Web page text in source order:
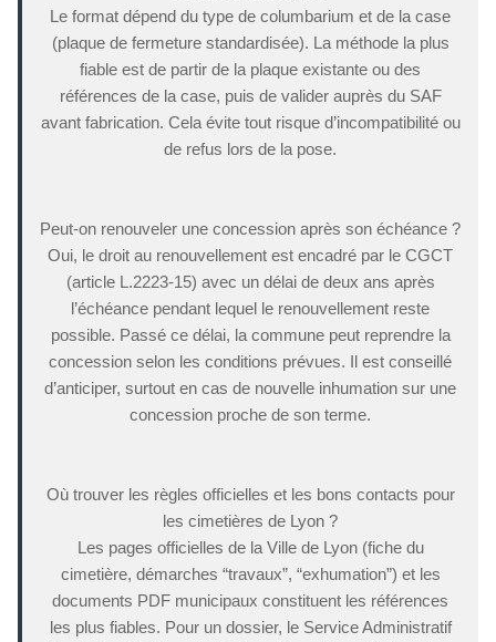
Le format dépend du type de columbarium et de la case
(plaque de fermeture standardisée). La méthode la plus
fiable est de partir de la plaque existante ou des
références de la case, puis de valider auprès du SAF
avant fabrication. Cela évite tout risque d’incompatibilité ou
de refus lors de la pose.
Peut-on renouveler une concession après son échéance ?
Oui, le droit au renouvellement est encadré par le CGCT
(article L.2223-15) avec un délai de deux ans après
l’échéance pendant lequel le renouvellement reste
possible. Passé ce délai, la commune peut reprendre la
concession selon les conditions prévues. Il est conseillé
d’anticiper, surtout en cas de nouvelle inhumation sur une
concession proche de son terme.
Où trouver les règles officielles et les bons contacts pour
les cimetières de Lyon ?
Les pages officielles de la Ville de Lyon (fiche du
cimetière, démarches “travaux”, “exhumation”) et les
documents PDF municipaux constituent les références
les plus fiables. Pour un dossier, le Service Administratif